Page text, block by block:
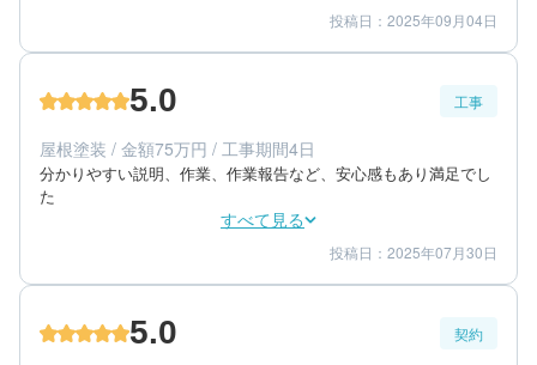
金額感 4
担当者 3
70代/女性/一戸建て
築年数：37年
投稿日：2025年09月04日
5.0 工事
屋根塗装 / 金額75万円 / 工事期間4日
分かりやすい説明、作業、作業報告など、安心感もあり満足でし
た
すべて見る
仕上がり 5
満足度 5
50代/女性/一戸建て
投稿日：2025年07月30日
5.0 契約